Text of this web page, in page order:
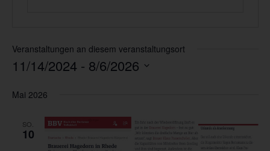
Veranstaltungen an diesem veranstaltungsort
11/14/2024 - 8/6/2026
Mai 2026
SO.
10